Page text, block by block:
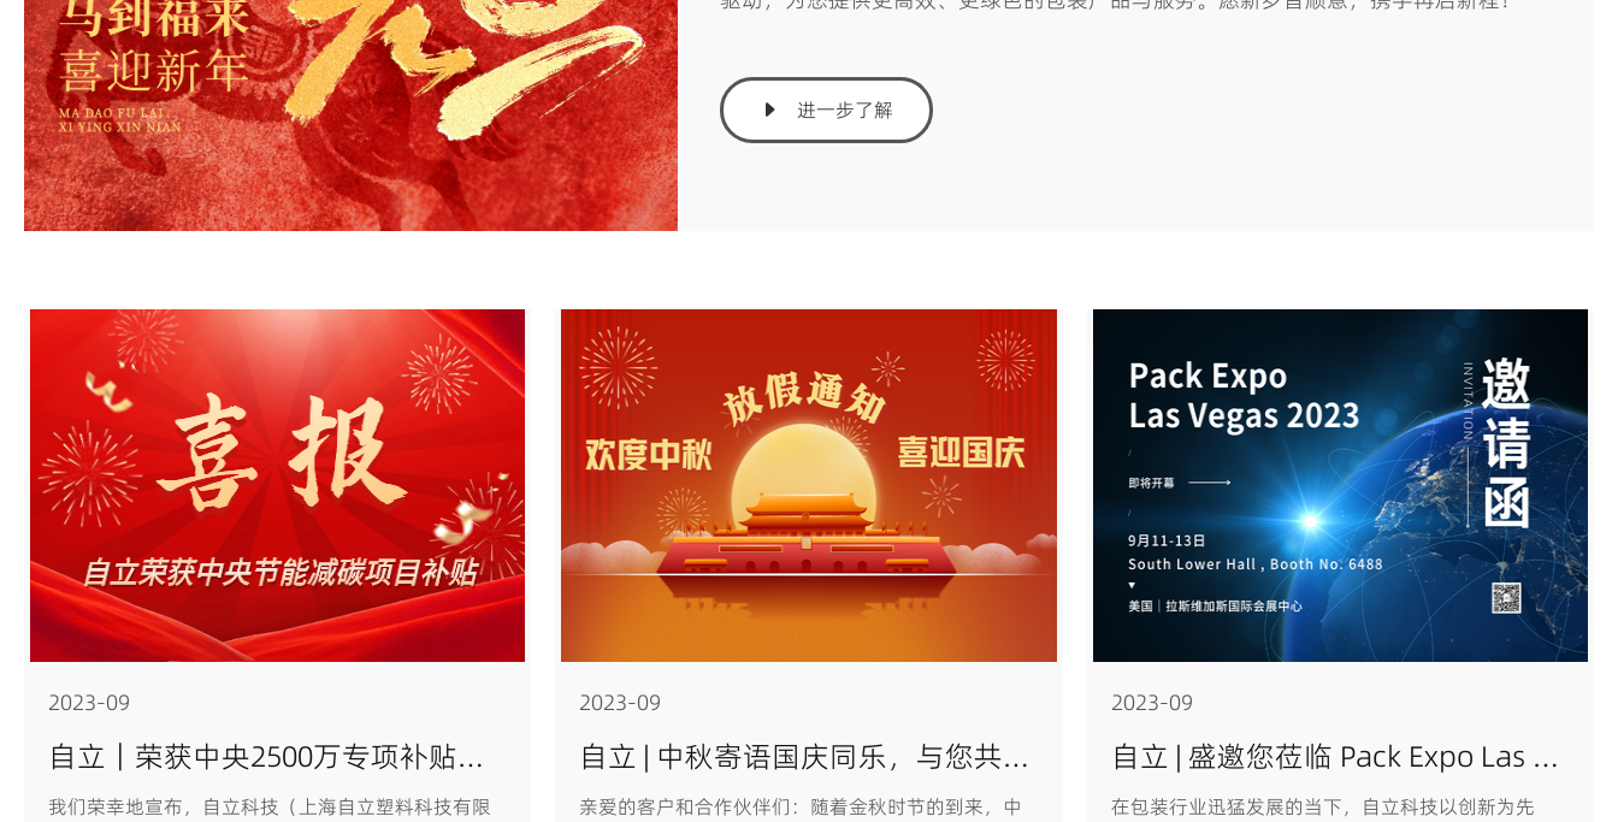
进一步了解
2023-09
自立｜荣获中央2500万专项补贴，开启环保新篇章！
我们荣幸地宣布，自立科技（上海自立塑料科技有限
2023-09
自立 | 中秋寄语国庆同乐，与您共赏金秋
亲爱的客户和合作伙伴们：随着金秋时节的到来，中
2023-09
自立 | 盛邀您莅临 Pack Expo Las Vegas 2023
在包装行业迅猛发展的当下，自立科技以创新为先